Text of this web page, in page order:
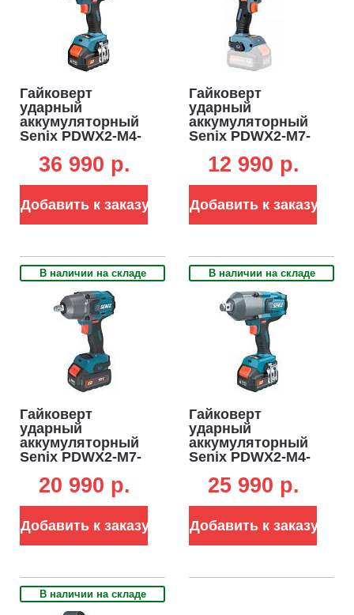
Гайковерт
ударный
аккумуляторный
Senix PDWX2-M4-
ЗУ (PRC, BL 18V,
1350/1900 Нм, 2.85
36 990 p.
Добавить к заказу
Гайковерт
ударный
аккумуляторный
Senix PDWX2-M7-
(PRC, BL 18V,
750/900 Нм, кейс,
12 990 p.
Добавить к заказу
В наличии на складе
Гайковерт
ударный
аккумуляторный
Senix PDWX2-M7-
ЗУ (PRC, BL 18V,
750/900 Нм, кейс,
20 990 p.
Добавить к заказу
В наличии на складе
Гайковерт
ударный
аккумуляторный
Senix PDWX2-M4-
(PRC, BL 18V,
1350/1900 Нм, 2.85
25 990 p.
Добавить к заказу
В наличии на складе